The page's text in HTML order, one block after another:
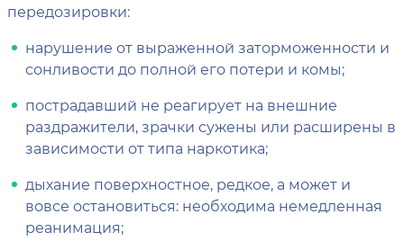
передозировки:
нарушение от выраженной заторможенности и
сонливости до полной его потери и комы;
пострадавший не реагирует на внешние
раздражители, зрачки сужены или расширены в
зависимости от типа наркотика;
дыхание поверхностное, редкое, а может и
вовсе остановиться: необходима немедленная
реанимация;